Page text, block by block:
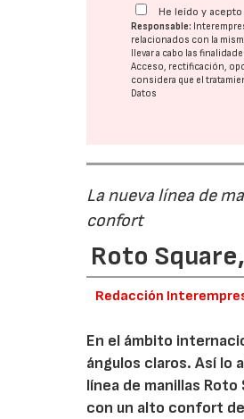
He leído y
Responsable:
relacionados con la
llevar a cabo las
Acceso, rectificación,
considera que el
Datos
La nueva línea de
confort
Roto
Redacción
En el ámbito
ángulos claros. Así lo
línea de manillas
con un alto confort